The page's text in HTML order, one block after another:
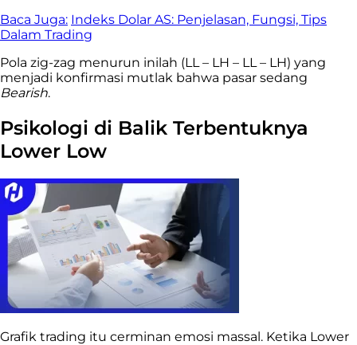
Baca Juga: Indeks Dolar AS: Penjelasan, Fungsi, Tips
Dalam Trading
Pola zig-zag menurun inilah (LL – LH – LL – LH) yang
menjadi konfirmasi mutlak bahwa pasar sedang
Bearish.
Psikologi di Balik Terbentuknya
Lower Low
Grafik trading itu cerminan emosi massal. Ketika Lower